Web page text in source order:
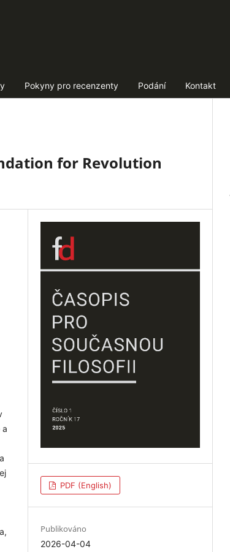
Pokyny pro recenzenty Podání Kontakt
for Revolution
a
PDF (English)
Publikováno
2026-04-04